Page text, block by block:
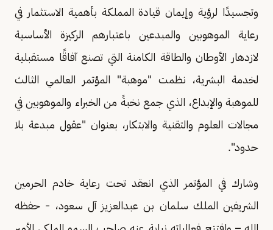
وتجسيدًا لرؤية وإيمان قيادة المملكة بأهمية الاستثمار في
رعاية الموهوبين والمبدعين باعتبارهم الركيزة الأساسية
لازدهار الأوطان والطاقة الكامنة التي تصنع آفاقًا مستقبلية
لخدمة البشرية، نظمت "موهبة" المؤتمر العالمي الثالث
للموهبة والإبداع، الذي جمع نخبةً من الخبراء والموهوبين في
مجالات العلوم والتقنية والابتكار، بعنوان "عقول مبدعة بلا
حدود".
وشارك في المؤتمر الذي انعقد تحت رعاية خادم الحرمين
الشريفين الملك سلمان بن عبدالعزيز آل سعود، - حفظه